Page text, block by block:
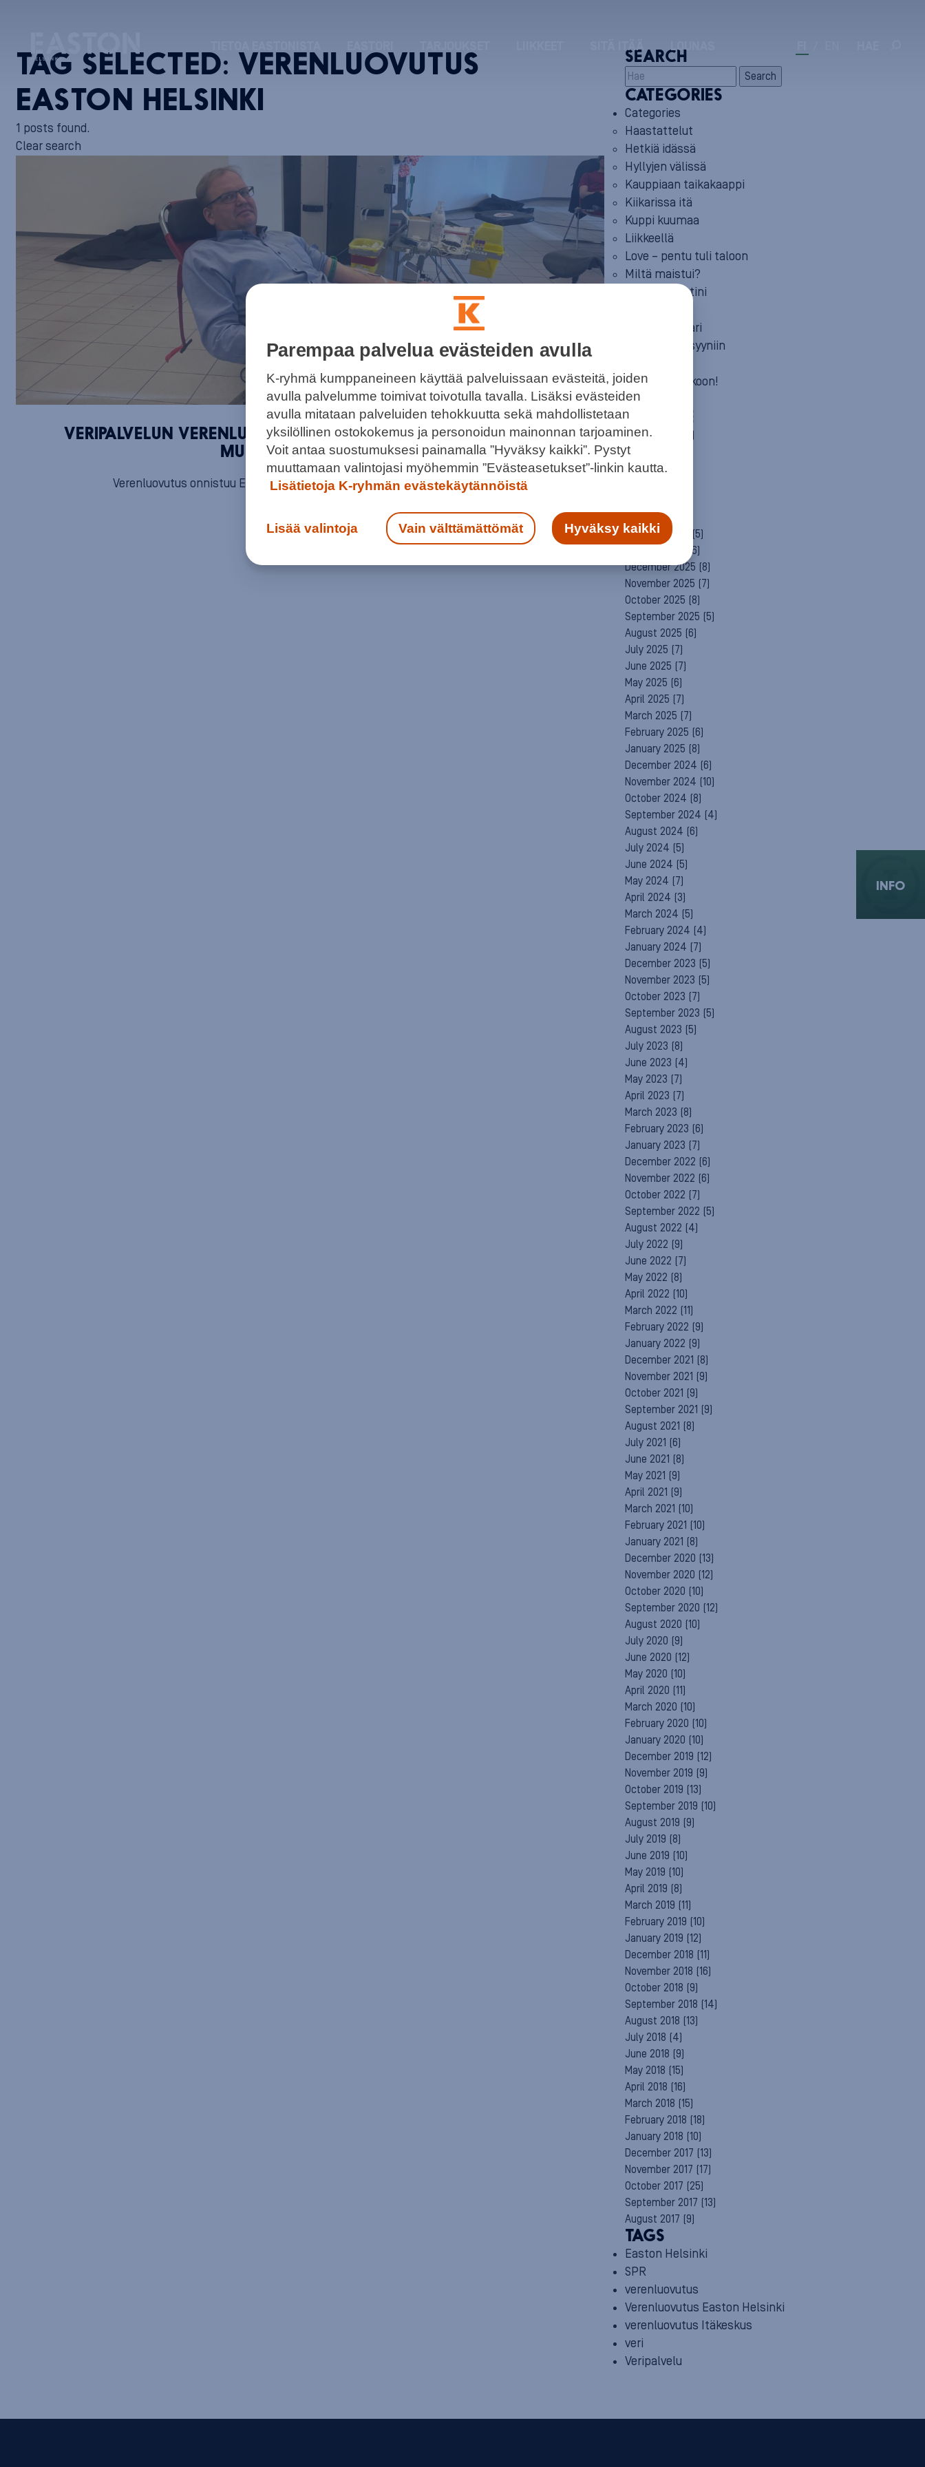
SITÄ ITÄÄ LOUNAS
SEARCH
Search
CATEGORIES
Categories
Haastattelut
Hetkiä idässä
Hyllyjen välissä
Kauppiaan taikakaappi
Kiikarissa itä
Kuppi kuumaa
Liikkeellä
Love – pentu tuli taloon
Miltä maistui?
Minun reseptini
Neuvosta vaari
Parempaan syyniin
Summeri soikoon!
Yleinen
ARCHIVE
August 2026
(1)
July 2026
June 2026
March 2026
February 2026
(5)
(6)
December 2025 (8)
November 2025 (7)
October 2025 (8)
September 2025 (5)
August 2025 (6)
July 2025 (7)
June 2025 (7)
May 2025 (6)
April 2025 (7)
March 2025 (7)
February 2025 (6)
January 2025 (8)
December 2024 (6)
November 2024 (10)
October 2024 (8)
September 2024 (4)
August 2024 (6)
July 2024 (5)
June 2024 (5)
May 2024 (7)
April 2024 (3)
March 2024 (5)
February 2024 (4)
January 2024 (7)
December 2023 (5)
November 2023 (5)
October 2023 (7)
September 2023 (5)
August 2023 (5)
July 2023 (8)
June 2023 (4)
May 2023 (7)
April 2023 (7)
March 2023 (8)
February 2023 (6)
January 2023 (7)
December 2022 (6)
November 2022 (6)
October 2022 (7)
September 2022 (5)
August 2022 (4)
July 2022 (9)
June 2022 (7)
May 2022 (8)
April 2022 (10)
March 2022 (11)
February 2022 (9)
January 2022 (9)
December 2021 (8)
November 2021 (9)
October 2021 (9)
September 2021 (9)
August 2021 (8)
July 2021 (6)
June 2021 (8)
May 2021 (9)
April 2021 (9)
March 2021 (10)
February 2021 (10)
January 2021 (8)
December 2020 (13)
November 2020 (12)
October 2020 (10)
September 2020 (12)
August 2020 (10)
July 2020 (9)
June 2020 (12)
May 2020 (10)
April 2020 (11)
March 2020 (10)
February 2020 (10)
January 2020 (10)
December 2019 (12)
November 2019 (9)
October 2019 (13)
September 2019 (10)
August 2019 (9)
July 2019 (8)
June 2019 (10)
May 2019 (10)
April 2019 (8)
March 2019 (11)
February 2019 (10)
January 2019 (12)
December 2018 (11)
November 2018 (16)
October 2018 (9)
September 2018 (14)
August 2018 (13)
July 2018 (4)
June 2018 (9)
May 2018 (15)
April 2018 (16)
March 2018 (15)
February 2018 (18)
January 2018 (10)
December 2017 (13)
November 2017 (17)
October 2017 (25)
September 2017 (13)
August 2017 (9)
TAGS
Easton Helsinki
SPR
verenluovutus
Verenluovutus Easton Helsinki
verenluovutus Itäkeskus
veri
Veripalvelu
TAG SELECTED: VERENLUOVUTUS
EASTON HELSINKI
1 posts found.
Clear search
VERIPALVELUN VERENLUOVUTUSPISTE TOIMII EASTONISSA: TULE
MUKAAN AUTTAMAAN!
Verenluovutus onnistuu Eastonissa seuraavan kerran perjantaina 21.4.2023.
INFO
Parempaa palvelua evästeiden avulla
K-ryhmä kumppaneineen käyttää palveluissaan evästeitä, joiden
avulla palvelumme toimivat toivotulla tavalla. Lisäksi evästeiden
avulla mitataan palveluiden tehokkuutta sekä mahdollistetaan
yksilöllinen ostokokemus ja personoidun mainonnan tarjoaminen.
Voit antaa suostumuksesi painamalla ”Hyväksy kaikki”. Pystyt
muuttamaan valintojasi myöhemmin ”Evästeasetukset”-linkin kautta.
Lisätietoja K-ryhmän evästekäytännöistä
Lisää valintoja Vain välttämättömät Hyväksy kaikki